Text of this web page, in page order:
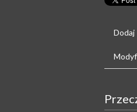
Dodaj